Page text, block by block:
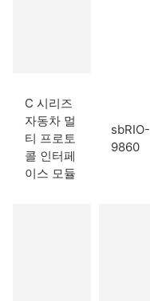
C 시리즈
자동차 멀
티 프로토
콜 인터페
이스 모듈
sbRIO-
9860